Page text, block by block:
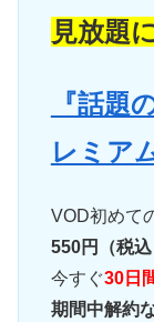
見放題
『話題
レミア
VOD初めて
550円（税込
今すぐ30日
期間中解約